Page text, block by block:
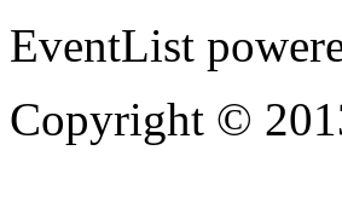
EventList
Copyright ©